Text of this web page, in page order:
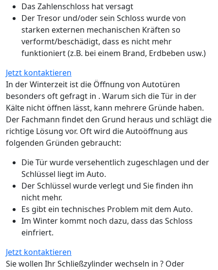
Das Zahlenschloss hat versagt
Der Tresor und/oder sein Schloss wurde von
starken externen mechanischen Kräften so
verformt/beschädigt, dass es nicht mehr
funktioniert (z.B. bei einem Brand, Erdbeben usw.)
Jetzt kontaktieren
In der Winterzeit ist die Öffnung von Autotüren
besonders oft gefragt in . Warum sich die Tür in der
Kälte nicht öffnen lässt, kann mehrere Gründe haben.
Der Fachmann findet den Grund heraus und schlägt die
richtige Lösung vor. Oft wird die Autoöffnung aus
folgenden Gründen gebraucht:
Die Tür wurde versehentlich zugeschlagen und der
Schlüssel liegt im Auto.
Der Schlüssel wurde verlegt und Sie finden ihn
nicht mehr.
Es gibt ein technisches Problem mit dem Auto.
Im Winter kommt noch dazu, dass das Schloss
einfriert.
Jetzt kontaktieren
Sie wollen Ihr Schließzylinder wechseln in ? Oder